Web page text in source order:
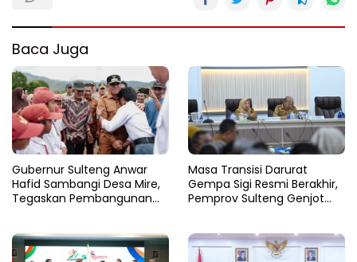
Baca Juga
Gubernur Sulteng Anwar
Hafid Sambangi Desa Mire,
Tegaskan Pembangunan
Masa Transisi Darurat
Gempa Sigi Resmi Berakhir,
Pemprov Sulteng Genjot